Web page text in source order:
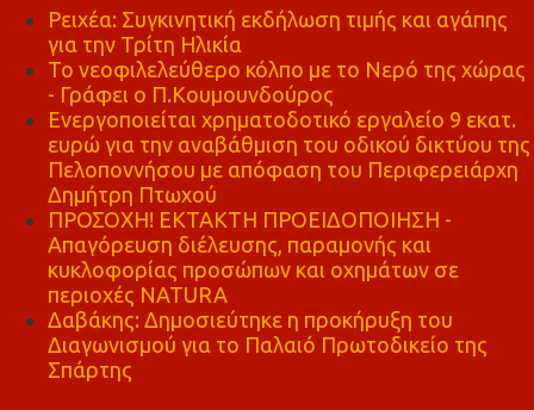
Ρειχέα: Συγκινητική εκδήλωση τιμής και αγάπης
για την Τρίτη Ηλικία
Το νεοφιλελεύθερο κόλπο με το Νερό της χώρας
- Γράφει ο Π.Κουμουνδούρος
Ενεργοποιείται χρηματοδοτικό εργαλείο 9 εκατ.
ευρώ για την αναβάθμιση του οδικού δικτύου της
Πελοποννήσου με απόφαση του Περιφερειάρχη
Δημήτρη Πτωχού
ΠΡΟΣΟΧΗ! ΕΚΤΑΚΤΗ ΠΡΟΕΙΔΟΠΟΙΗΣΗ -
Απαγόρευση διέλευσης, παραμονής και
κυκλοφορίας προσώπων και οχημάτων σε
περιοχές NATURA
Δαβάκης: Δημοσιεύτηκε η προκήρυξη του
Διαγωνισμού για το Παλαιό Πρωτοδικείο της
Σπάρτης